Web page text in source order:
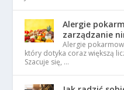
Alergie
zarządzanie
Alergie
który dotyka coraz większą
Szacuje się, …